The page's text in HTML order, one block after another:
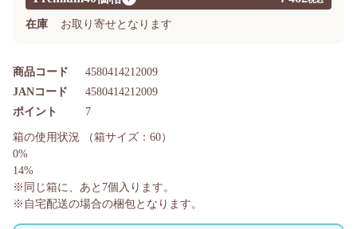
在庫 お取り寄せとなります
商品コード 4580414212009
ポイント 7
JANコード 4580414212009
箱の使用状況
（箱サイズ：60）
0%
14%
※同じ箱に、あと 7個入ります。
※自宅配送の場合の梱包となります。